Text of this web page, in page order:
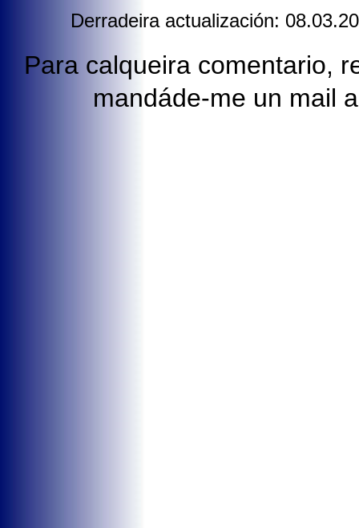
Derradeira actualización:
Para calqueira comentario,
mandáde-me un mail